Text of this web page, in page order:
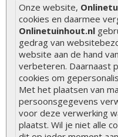
Onze website,
cookies en daarmee
Onlinetuinhout.nl
gedrag van
website aan de hand
verbeteren. Daarnaast
cookies om
Met het plaatsen van
persoonsgegevens
voor deze verwerking
plaatst. Wil je niet alle
Hoe betonpaal plaatsen
Hoe schutting plaatsen
De 9 beste tuinschermen
Stijlvolle houtsoorten
Duurzame tuin
Welke palen voor een
Alle populaire